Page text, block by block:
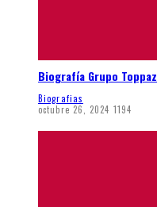
Biografía Grupo Toppaz
Biografias
octubre 26, 2024 1194